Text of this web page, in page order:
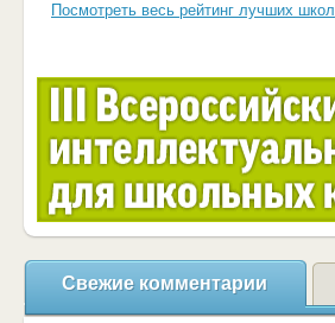
Посмотреть весь рейтинг лучших школ
Свежие комментарии